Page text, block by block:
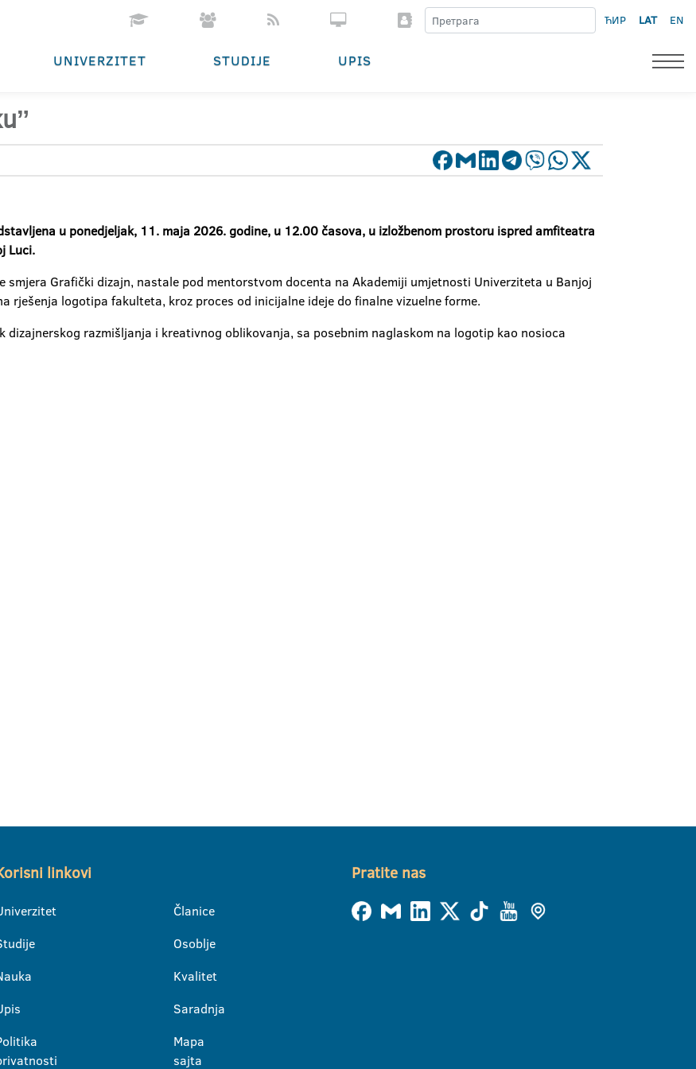
ЋИР LAT EN
UNIVERZITET STUDIJE UPIS
u ponedjeljak, 11. maja 2026. godine, u 12.00 časova, u izložbenom prostoru ispred amfiteatra
Luci.
Grafički dizajn, nastale pod mentorstvom docenta na Akademiji umjetnosti Univerziteta u Banjoj
rješenja logotipa fakulteta, kroz proces od inicijalne ideje do finalne vizuelne forme.
razmišljanja i kreativnog oblikovanja, sa posebnim naglaskom na logotip kao nosioca
linkovi
Članice
Osoblje
Kvalitet
Saradnja
Mapa
sajta
Pratite nas